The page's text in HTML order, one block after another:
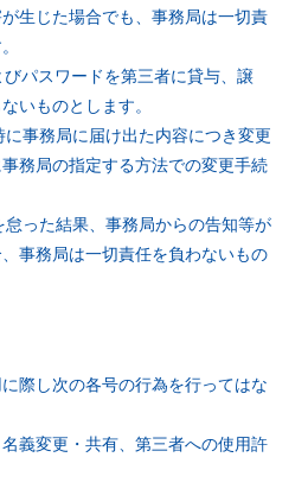
生じた場合でも、事務局は一切責
パスワードを第三者に貸与、譲
いものとします。
事務局に届け出た内容につき変更
務局の指定する方法での変更手続
った結果、事務局からの告知等が
事務局は一切責任を負わないもの
際し次の各号の行為を行ってはな
義変更・共有、第三者への使用許